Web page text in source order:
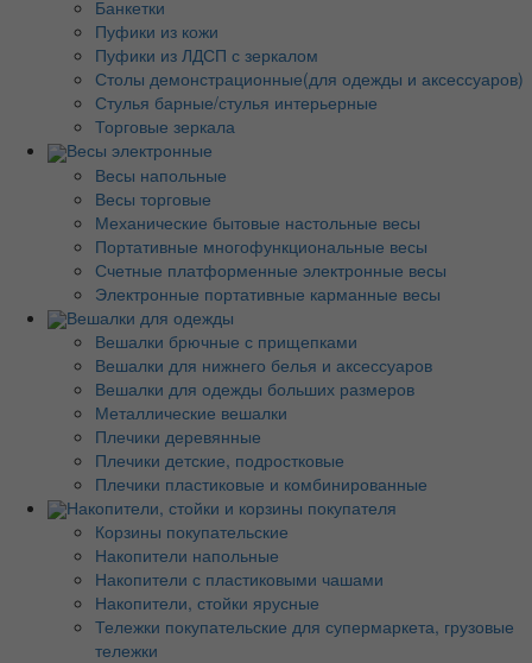
Банкетки
Пуфики из кожи
Пуфики из ЛДСП с зеркалом
Столы демонстрационные(для одежды и аксессуаров)
Стулья барные/стулья интерьерные
Торговые зеркала
Весы электронные
Весы напольные
Весы торговые
Механические бытовые настольные весы
Портативные многофункциональные весы
Счетные платформенные электронные весы
Электронные портативные карманные весы
Вешалки для одежды
Вешалки брючные с прищепками
Вешалки для нижнего белья и аксессуаров
Вешалки для одежды больших размеров
Металлические вешалки
Плечики деревянные
Плечики детские, подростковые
Плечики пластиковые и комбинированные
Накопители, стойки и корзины покупателя
Корзины покупательские
Накопители напольные
Накопители с пластиковыми чашами
Накопители, стойки ярусные
Тележки покупательские для супермаркета, грузовые
тележки